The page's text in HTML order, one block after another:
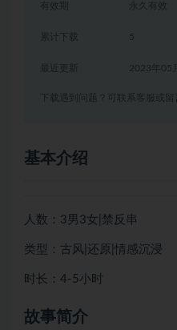
有效期 永久有效
累计下载 5
2023年05
下载遇到问题？可联系客服或留
基本介绍
人数：3男3女|禁反串
类型：古风|还原|情感沉浸
时长：4-5小时
故事简介